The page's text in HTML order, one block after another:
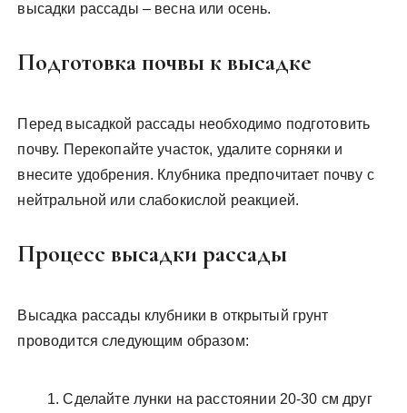
высадки рассады – весна или осень.
Подготовка почвы к высадке
Перед высадкой рассады необходимо подготовить
почву. Перекопайте участок, удалите сорняки и
внесите удобрения. Клубника предпочитает почву с
нейтральной или слабокислой реакцией.
Процесс высадки рассады
Высадка рассады клубники в открытый грунт
проводится следующим образом:
Сделайте лунки на расстоянии 20-30 см друг